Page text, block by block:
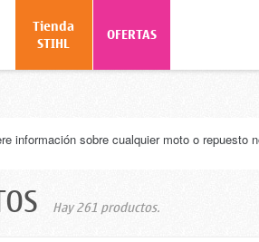
Tienda
STIHL OFERTAS
información sobre cualquier moto o repuesto
Hay 261 productos.